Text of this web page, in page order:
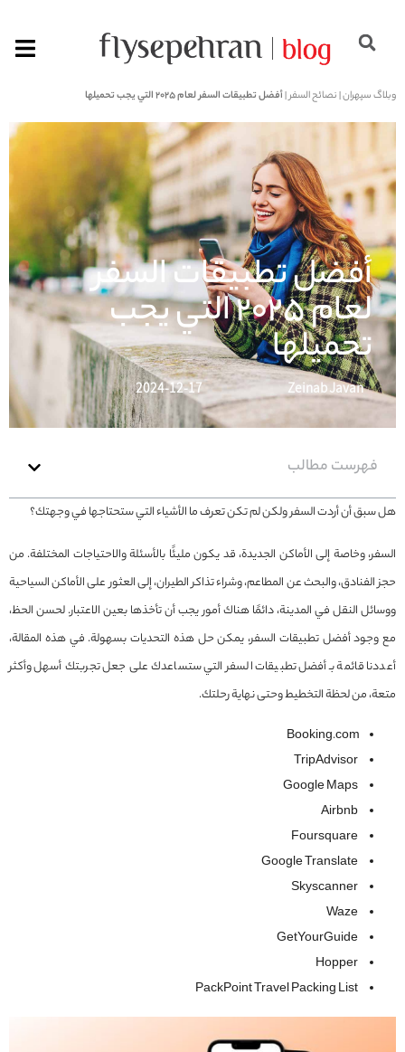
وبلاگ سپهران|نصائح السفر|أفضل تطبيقات السفر لعام 2025 التي يجب تحميلها
أفضل تطبيقات السفر
لعام 2025 التي يجب
تحميلها
Zeinab Javan
2024-12-17
فهرست مطالب
هل سبق أن أردت السفر ولكن لم تكن تعرف ما الأشياء التي ستحتاجها في وجهتك؟
السفر، وخاصة إلى الأماكن الجديدة، قد يكون مليئًا بالأسئلة والاحتياجات المختلفة. من
حجز الفنادق، والبحث عن المطاعم، وشراء تذاكر الطيران، إلى العثور على الأماكن السياحية
ووسائل النقل في المدينة، دائمًا هناك أمور يجب أن تأخذها بعين الاعتبار. لحسن الحظ،
مع وجود أفضل تطبيقات السفر، يمكن حل هذه التحديات بسهولة. في هذه المقالة،
أعددنا قائمة بـ أفضل تطبيقات السفر التي ستساعدك على جعل تجربتك أسهل وأكثر
متعة، من لحظة التخطيط وحتى نهاية رحلتك.
Booking.com